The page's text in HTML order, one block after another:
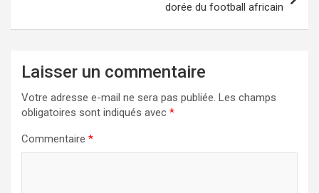
dorée du football africain
Laisser un commentaire
Votre adresse e-mail ne sera pas publiée. Les champs
obligatoires sont indiqués avec *
Commentaire *